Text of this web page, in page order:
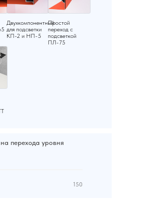
Двухкомпонентный
для подсветки
КП-2 и НП-5
Простой
переход с
подсветкой
ПЛ-75
перехода уровня
150